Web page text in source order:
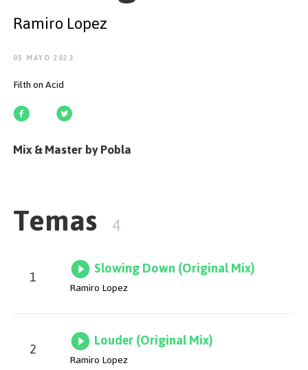
EMPEZAR
Ramiro Lopez
05 MAYO 2023
Filth on Acid
Mix & Master by Pobla
Temas 4
1 Slowing Down (Original Mix)
Ramiro Lopez
2 Louder (Original Mix)
Ramiro Lopez